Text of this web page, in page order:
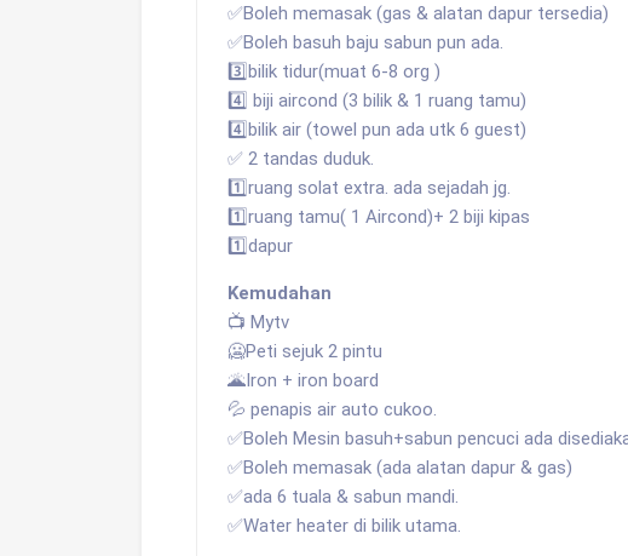
✅Boleh memasak (gas & alatan dapur tersedia)
✅Boleh basuh baju sabun pun ada.
3️⃣bilik tidur(muat 6-8 org )
4️⃣ biji aircond (3 bilik & 1 ruang tamu)
4️⃣bilik air (towel pun ada utk 6 guest)
✅ 2 tandas duduk.
1️⃣ruang solat extra. ada sejadah jg.
1️⃣ruang tamu( 1 Aircond)+ 2 biji kipas
1️⃣dapur
Kemudahan
📺 Mytv
🥶Peti sejuk 2 pintu
🌋Iron + iron board
💦 penapis air auto cukoo.
✅Boleh Mesin basuh+sabun pencuci ada
✅Boleh memasak (ada alatan dapur & gas)
✅ada 6 tuala & sabun mandi.
✅Water heater di bilik utama.